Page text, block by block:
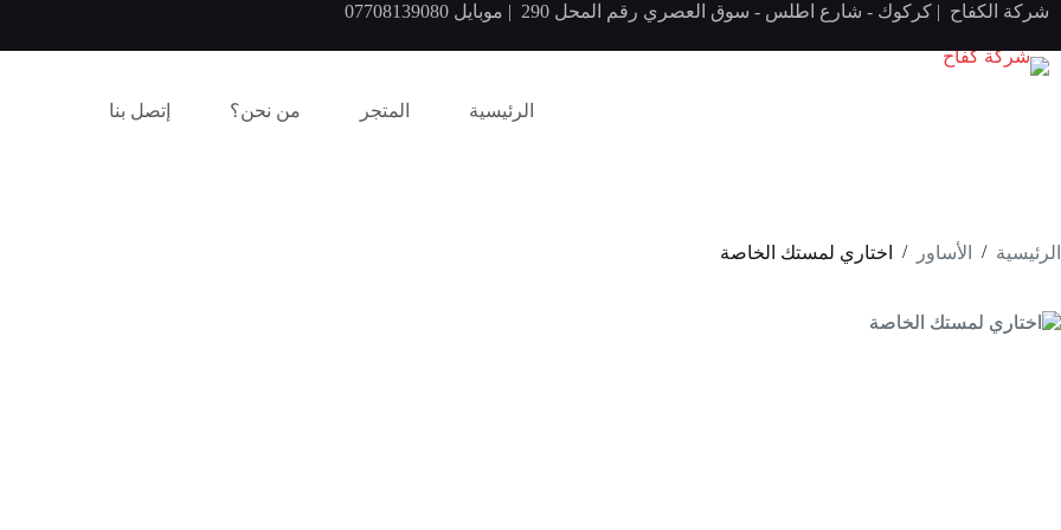
التجاوز
المحتوى
شركة الكفاح | كركوك - شارع اطلس - سوق العصري رقم المحل 290 | موبايل 07708139080
الرئيسية المتجر من نحن؟ إتصل بنا
الرئيسية / الأساور / اختاري لمستك الخاصة